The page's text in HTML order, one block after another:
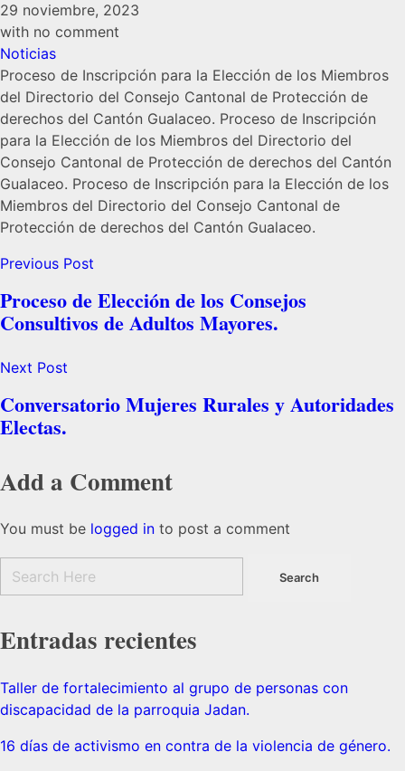
29 noviembre, 2023
with no comment
Noticias
Proceso de Inscripción para la Elección de los Miembros
del Directorio del Consejo Cantonal de Protección de
derechos del Cantón Gualaceo. Proceso de Inscripción
para la Elección de los Miembros del Directorio del
Consejo Cantonal de Protección de derechos del Cantón
Gualaceo. Proceso de Inscripción para la Elección de los
Miembros del Directorio del Consejo Cantonal de
Protección de derechos del Cantón Gualaceo.
Previous Post
Proceso de Elección de los Consejos
Consultivos de Adultos Mayores.
Next Post
Conversatorio Mujeres Rurales y Autoridades
Electas.
Add a Comment
You must be logged in to post a comment
Entradas recientes
Taller de fortalecimiento al grupo de personas con
discapacidad de la parroquia Jadan.
16 días de activismo en contra de la violencia de género.